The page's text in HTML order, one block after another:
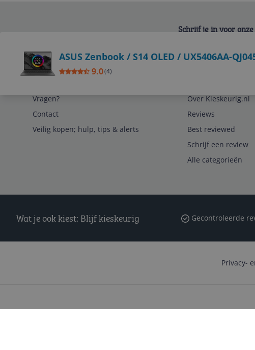
ASUS Zenbook / S14 OLED / UX5406AA-
9.0(4)
Schrijf je in voor
Vragen?
Contact
Veilig kopen; hulp, tips & alerts
Over Kieskeurig.nl
Reviews
Best reviewed
Schrijf een review
Alle categorieën
Wat je ook kiest: Blijf kieskeurig Gecontroleerde
Privacy-